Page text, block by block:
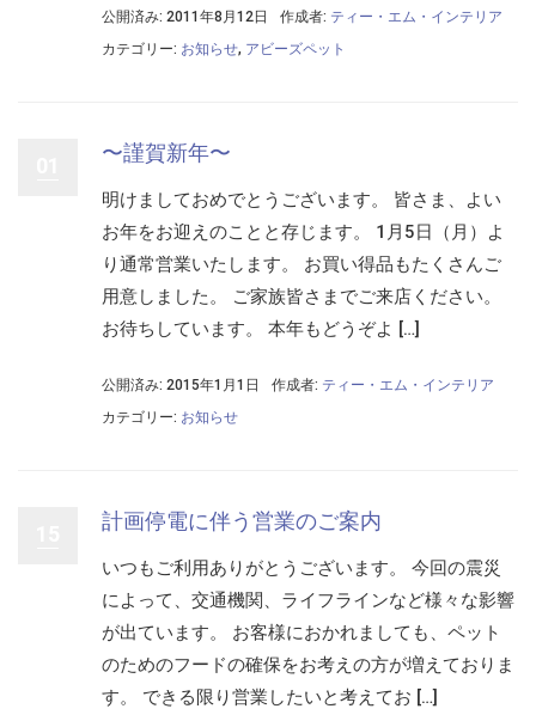
公開済み: 2011年8月12日 作成者: ティー・エム・インテリア
カテゴリー: お知らせ, アビーズペット
〜謹賀新年〜
明けましておめでとうございます。 皆さま、よい
お年をお迎えのことと存じます。 1月5日（月）よ
り通常営業いたします。 お買い得品もたくさんご
用意しました。 ご家族皆さまでご来店ください。
お待ちしています。 本年もどうぞよ […]
公開済み: 2015年1月1日 作成者: ティー・エム・インテリア
カテゴリー: お知らせ
計画停電に伴う営業のご案内
いつもご利用ありがとうございます。 今回の震災
によって、交通機関、ライフラインなど様々な影響
が出ています。 お客様におかれましても、ペット
のためのフードの確保をお考えの方が増えておりま
す。 できる限り営業したいと考えてお […]